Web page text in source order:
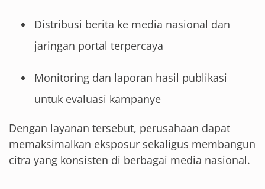
Distribusi berita ke media nasional dan
jaringan portal terpercaya
Monitoring dan laporan hasil publikasi
untuk evaluasi kampanye
Dengan layanan tersebut, perusahaan dapat
memaksimalkan eksposur sekaligus membangun
citra yang konsisten di berbagai media nasional.